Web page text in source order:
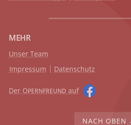
MEHR
Unser Team
Impressum
Datenschutz
Der OPERNFREUND auf
NACH OBEN